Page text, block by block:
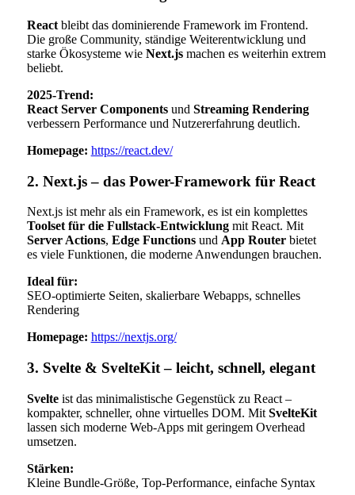
Reactbleibt das dominierende Framework im Frontend.
Die große Community, ständige Weiterentwicklung und
starke Ökosysteme wie Next.jsmachen es weiterhin extrem
beliebt.
2025-Trend:
React Server Componentsund Streaming Rendering
verbessern Performance und Nutzererfahrung deutlich.
Homepage: https://react.dev/
2. Next.js – das Power-Framework für React
Next.js ist mehr als ein Framework, es ist ein komplettes
Toolset für die Fullstack-Entwicklungmit React. Mit
Server Actions, Edge Functionsund App Routerbietet
es viele Funktionen, die moderne Anwendungen brauchen.
Ideal für:
SEO-optimierte Seiten, skalierbare Webapps, schnelles
Rendering
Homepage: https://nextjs.org/
3. Svelte & SvelteKit – leicht, schnell, elegant
Svelteist das minimalistische Gegenstück zu React –
kompakter, schneller, ohne virtuelles DOM. Mit SvelteKit
lassen sich moderne Web-Apps mit geringem Overhead
umsetzen.
Stärken:
Kleine Bundle-Größe, Top-Performance, einfache Syntax